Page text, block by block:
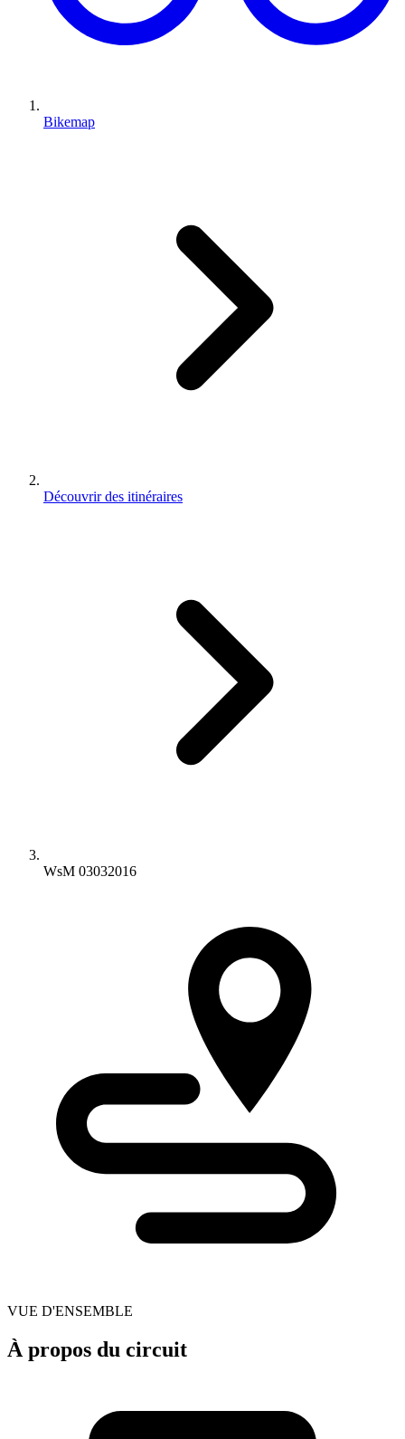
Bikemap
Découvrir des itinéraires
WsM 03032016
VUE D'ENSEMBLE
À propos du circuit